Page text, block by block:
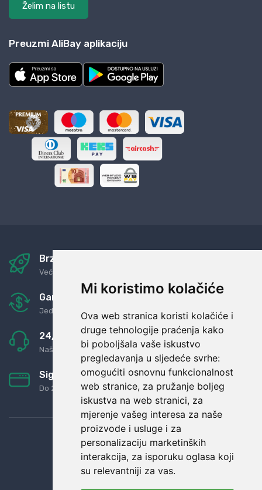
Mi koristimo kolačiće
Ova web stranica koristi kolačiće i
druge tehnologije praćenja kako
bi poboljšala vaše iskustvo
pregledavanja u sljedeće svrhe:
omogućiti osnovnu funkcionalnost
web stranice, za pružanje boljeg
iskustva na web stranici, za
mjerenje vašeg interesa za naše
proizvode i usluge i za
personalizaciju marketinških
interakcija, za isporuku oglasa koji
su relevantniji za vas.
Želim na listu
Preuzmi AliBay aplikaciju
Brza i sigurna dostava
Već za nekoliko dana kod vas
Garancija u povrat novaca
Jednostavno pravilo: Roba za novac
24/7 odlična podrška
Naši agenti uvijek na raspolaganju
Sigurno obročno plaćanje
Do 24 rata bez kamata